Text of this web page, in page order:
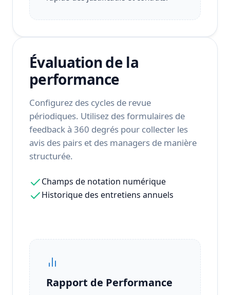
Évaluation de la
performance
Configurez des cycles de revue
périodiques. Utilisez des formulaires de
feedback à 360 degrés pour collecter les
avis des pairs et des managers de manière
structurée.
Champs de notation numérique
Historique des entretiens annuels
Rapport de Performance